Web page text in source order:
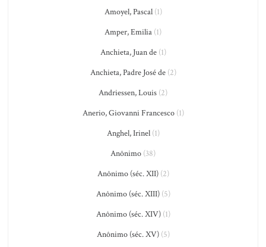
Amoyel, Pascal(1)
Amper, Emilia (1)
Anchieta, Juan de(1)
Anchieta, Padre José de(2)
Andriessen, Louis (2)
Anerio, Giovanni Francesco(1)
Anghel, Irinel(1)
Anônimo (38)
Anônimo (séc. XII)(2)
Anônimo (séc. XIII)(5)
Anônimo (séc. XIV)(1)
Anônimo (séc. XV)(5)